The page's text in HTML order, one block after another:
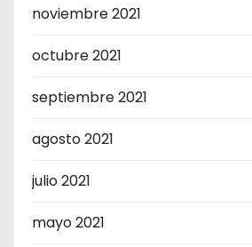
noviembre 2021
octubre 2021
septiembre 2021
agosto 2021
julio 2021
mayo 2021